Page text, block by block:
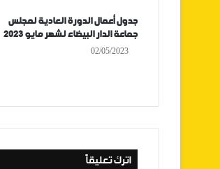
جدول أعمال الدورة العادية لمجلس
جماعة الدار البيضاء لشهر مايو 2023
02/05/2023
اترك تعليقاً